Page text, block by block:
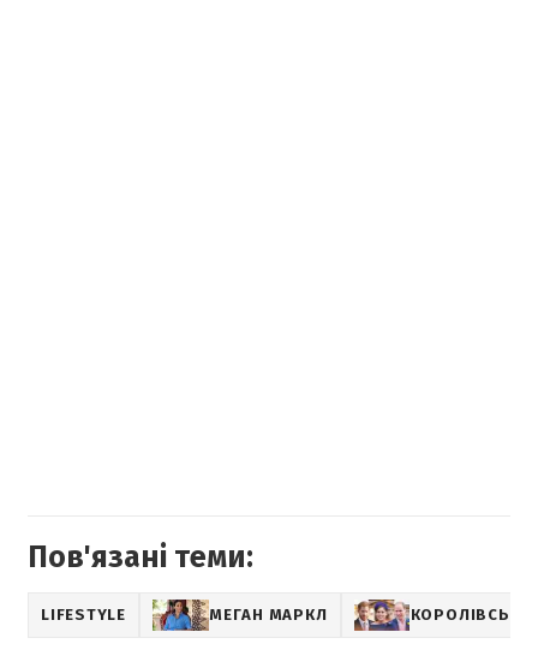
Пов'язані теми:
LIFESTYLE МЕГАН МАРКЛ КОРОЛІВСЬКА